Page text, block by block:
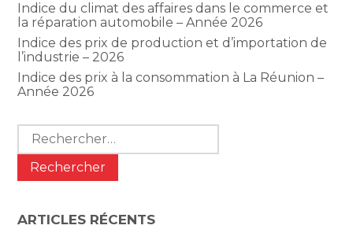
Indice du climat des affaires dans le commerce et
la réparation automobile – Année 2026
Indice des prix de production et d’importation de
l’industrie – 2026
Indice des prix à la consommation à La Réunion –
Année 2026
Rechercher :
ARTICLES RÉCENTS